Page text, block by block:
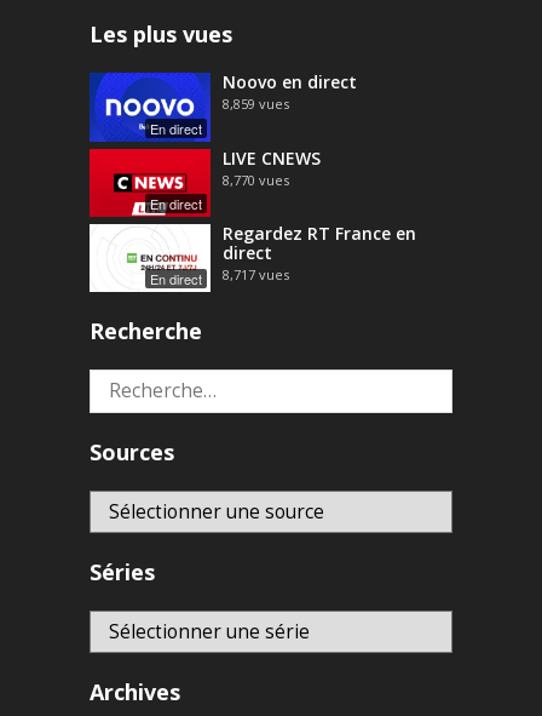
Les plus vues
En direct
Noovo en direct
8,859 vues
En direct
LIVE CNEWS
8,770 vues
En direct
Regardez RT France en
direct
8,717 vues
Recherche
Rechercher :
Sources
Séries
Archives